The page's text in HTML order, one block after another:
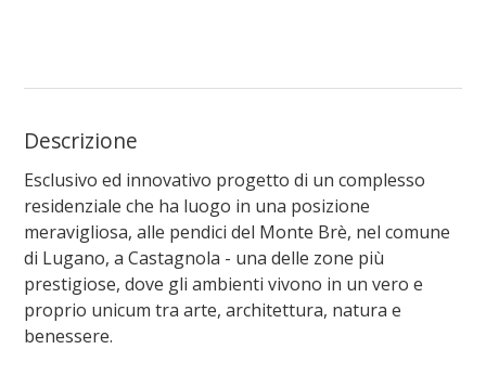
Descrizione
Esclusivo ed innovativo progetto di un complesso
residenziale che ha luogo in una posizione
meravigliosa, alle pendici del Monte Brè, nel comune
di Lugano, a Castagnola - una delle zone più
prestigiose, dove gli ambienti vivono in un vero e
proprio unicum tra arte, architettura, natura e
benessere.